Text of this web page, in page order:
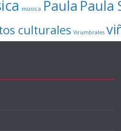
música Paula Paula
culturales Virumbrales